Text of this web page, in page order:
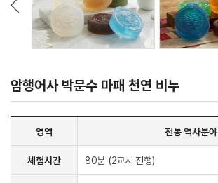
암행어사 박문수 마패 천연 비누
영역 전통 역사분야
체험시간 80분 (2교시 진행)